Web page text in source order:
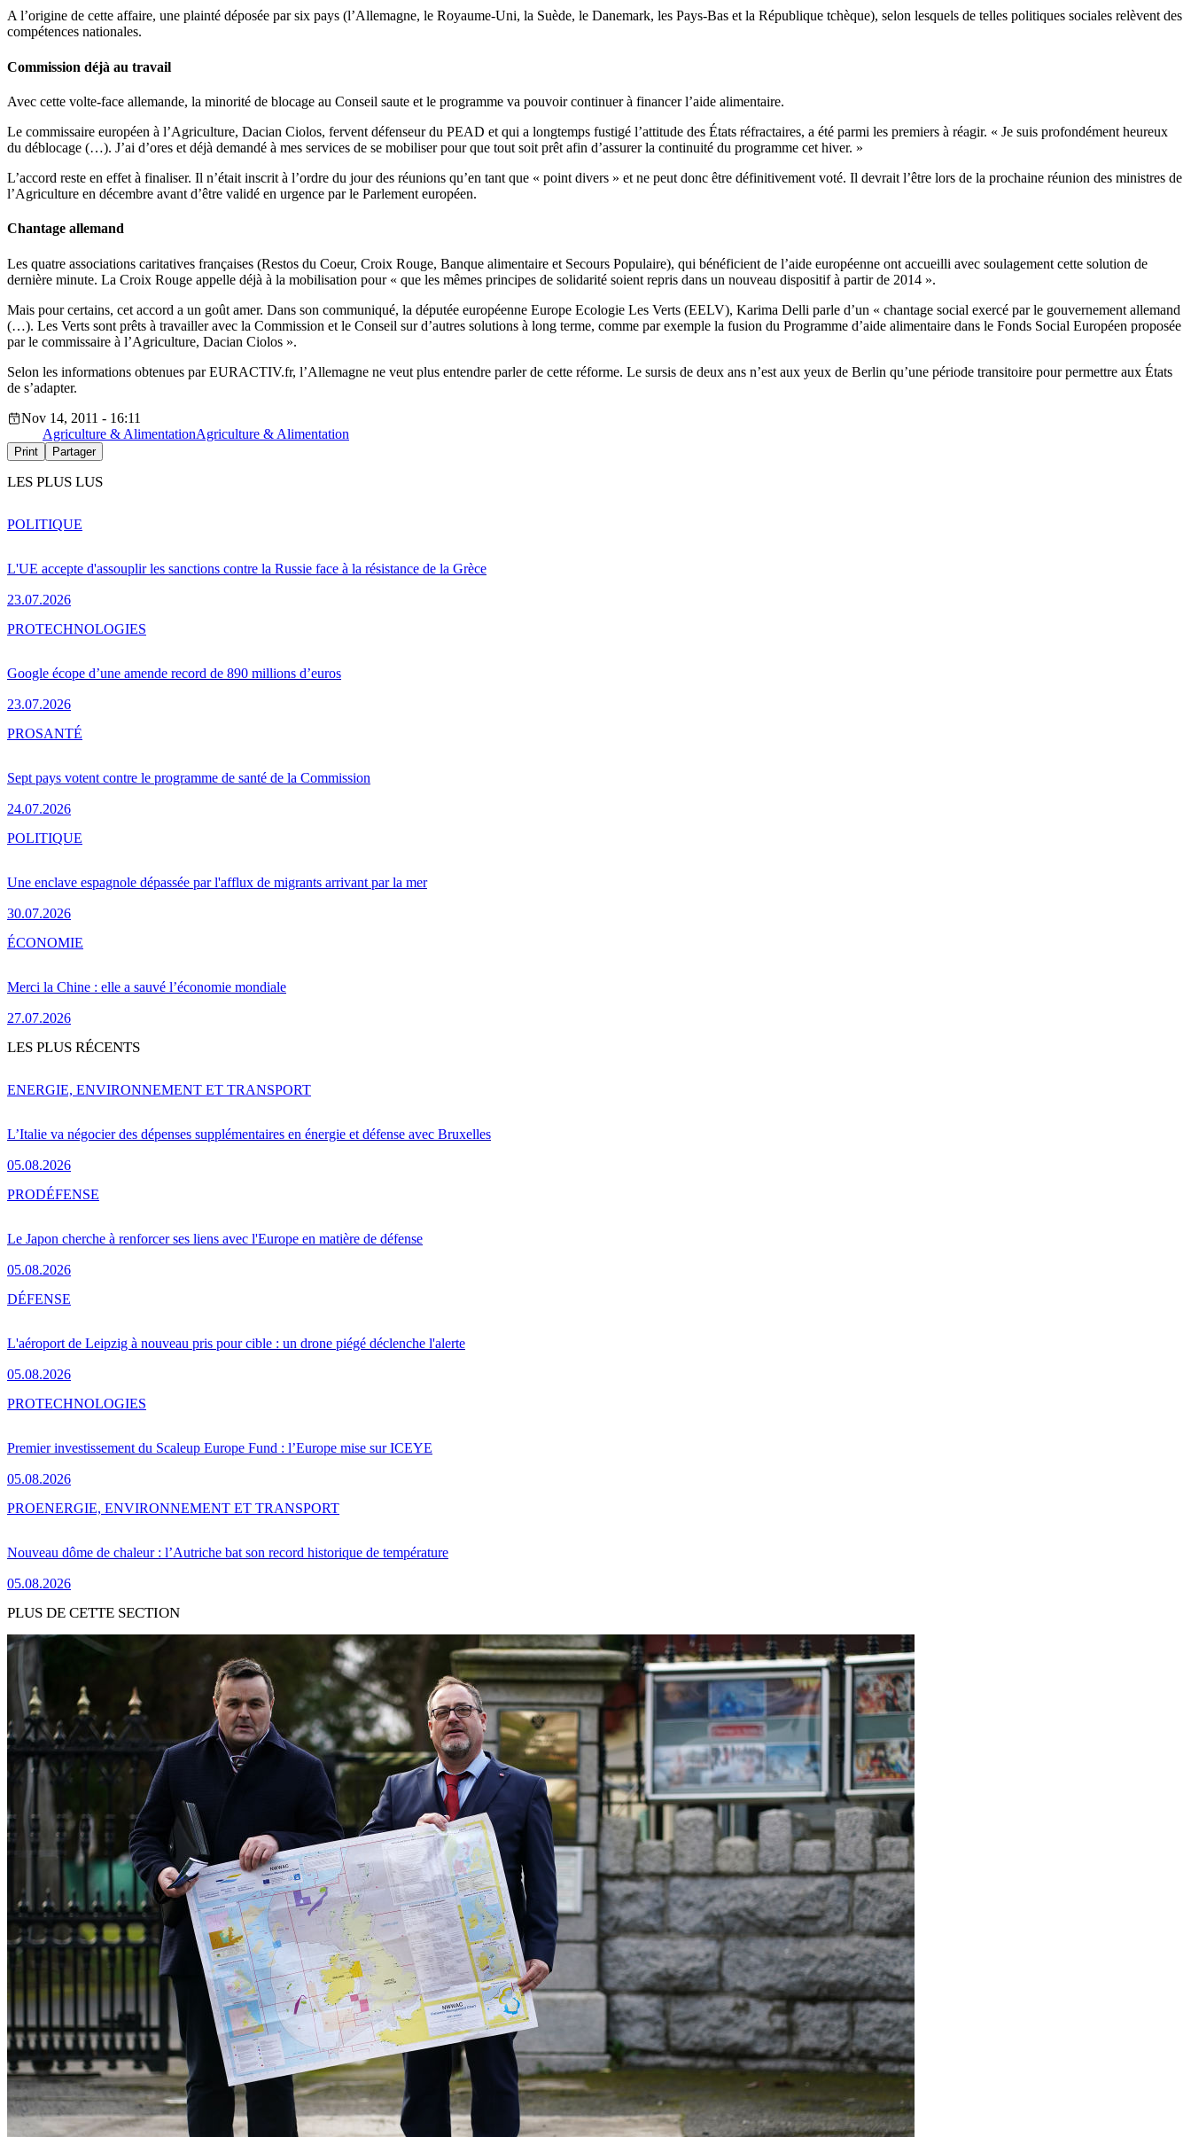
A l’origine de cette affaire, une plainté déposée par six pays (l’Allemagne, le Royaume-Uni, la Suède, le Danemark, les Pays-Bas et la République tchèque), selon lesquels de telles politiques sociales relèvent des
compétences nationales.
Commission déjà au travail
Avec cette volte-face allemande, la minorité de blocage au Conseil saute et le programme va pouvoir continuer à financer l’aide alimentaire.
Le commissaire européen à l’Agriculture, Dacian Ciolos, fervent défenseur du PEAD et qui a longtemps fustigé l’attitude des États réfractaires, a été parmi les premiers à réagir. « Je suis profondément heureux
du déblocage (…). J’ai d’ores et déjà demandé à mes services de se mobiliser pour que tout soit prêt afin d’assurer la continuité du programme cet hiver. »
L’accord reste en effet à finaliser. Il n’était inscrit à l’ordre du jour des réunions qu’en tant que « point divers » et ne peut donc être définitivement voté. Il devrait l’être lors de la prochaine réunion des ministres de
l’Agriculture en décembre avant d’être validé en urgence par le Parlement européen.
Chantage allemand
Les quatre associations caritatives françaises (Restos du Coeur, Croix Rouge, Banque alimentaire et Secours Populaire), qui bénéficient de l’aide européenne ont accueilli avec soulagement cette solution de
dernière minute. La Croix Rouge appelle déjà à la mobilisation pour « que les mêmes principes de solidarité soient repris dans un nouveau dispositif à partir de 2014 ».
Mais pour certains, cet accord a un goût amer. Dans son communiqué, la députée européenne Europe Ecologie Les Verts (EELV), Karima Delli parle d’un « chantage social exercé par le gouvernement allemand
(…). Les Verts sont prêts à travailler avec la Commission et le Conseil sur d’autres solutions à long terme, comme par exemple la fusion du Programme d’aide alimentaire dans le Fonds Social Européen proposée
par le commissaire à l’Agriculture, Dacian Ciolos ».
Selon les informations obtenues par EURACTIV.fr, l’Allemagne ne veut plus entendre parler de cette réforme. Le sursis de deux ans n’est aux yeux de Berlin qu’une période transitoire pour permettre aux États
de s’adapter.
Nov 14, 2011 - 16:11
Agriculture & AlimentationAgriculture & Alimentation
Print Partager
LES PLUS LUS
L'UE accepte d'assouplir les sanctions contre la Russie face à la résistance de la Grèce
23.07.2026
POLITIQUE
Google écope d’une amende record de 890 millions d’euros
23.07.2026
PROTECHNOLOGIES
Sept pays votent contre le programme de santé de la Commission
24.07.2026
PROSANTÉ
Une enclave espagnole dépassée par l'afflux de migrants arrivant par la mer
30.07.2026
POLITIQUE
Merci la Chine : elle a sauvé l’économie mondiale
27.07.2026
ÉCONOMIE
LES PLUS RÉCENTS
L’Italie va négocier des dépenses supplémentaires en énergie et défense avec Bruxelles
05.08.2026
ENERGIE, ENVIRONNEMENT ET TRANSPORT
Le Japon cherche à renforcer ses liens avec l'Europe en matière de défense
05.08.2026
PRODÉFENSE
L'aéroport de Leipzig à nouveau pris pour cible : un drone piégé déclenche l'alerte
05.08.2026
DÉFENSE
Premier investissement du Scaleup Europe Fund : l’Europe mise sur ICEYE
05.08.2026
PROTECHNOLOGIES
Nouveau dôme de chaleur : l’Autriche bat son record historique de température
05.08.2026
PROENERGIE, ENVIRONNEMENT ET TRANSPORT
PLUS DE CETTE SECTION